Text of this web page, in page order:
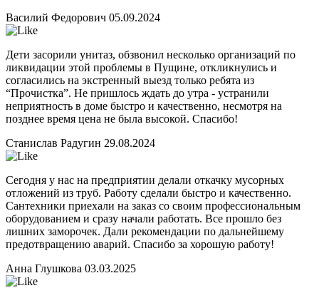
Василий Федорович 05.09.2024
Дети засорили унитаз, обзвонил несколько организаций по
ликвидации этой проблемы в Пущине, откликнулись и
согласились на экстренный выезд только ребята из
“Прочистка”. Не пришлось ждать до утра - устранили
неприятность в доме быстро и качественно, несмотря на
позднее время цена не была высокой. Спасибо!
Станислав Радугин 29.08.2024
Сегодня у нас на предприятии делали откачку мусорных
отложений из труб. Работу сделали быстро и качественно.
Сантехники приехали на заказ со своим профессиональным
оборудованием и сразу начали работать. Все прошло без
лишних заморочек. Дали рекомендации по дальнейшему
предотвращению аварий. Спасибо за хорошую работу!
Анна Глушкова 03.03.2025